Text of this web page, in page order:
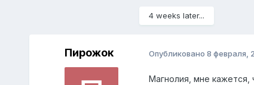
4 weeks later...
Пирожок Опубликовано 8 февраля,
Магнолия, мне кажется,